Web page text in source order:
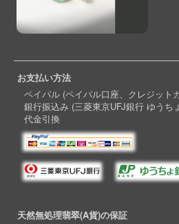
お支払い方法
ペイパル (ペイパル口座、クレジット
銀行振込み (三菱東京UFJ銀行 ゆうち
代金引換
天然無処理翡翠(A貨)の保証